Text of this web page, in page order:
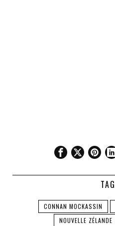
CONNAN MOCKASSIN
NOUVELLE ZÉLANDE